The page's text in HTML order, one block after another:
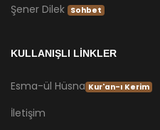
Şener Dilek Sohbet
KULLANIŞLI LİNKLER
Esma-ül Hüsna Kur'an-ı Kerim
İletişim